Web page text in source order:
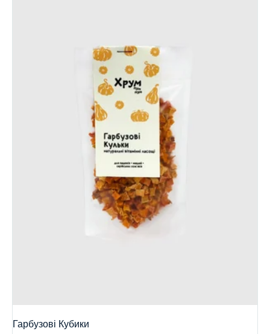
Гарбузові Кубики